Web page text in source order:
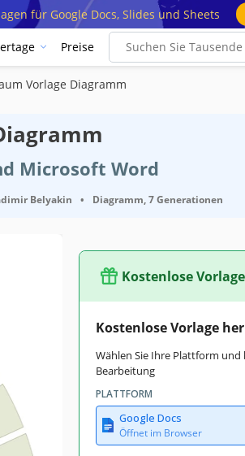
für Google Docs, Slides und Sheets
Preise
Vorlage Diagramm
Microsoft Word
Belyakin • Diagramm, 7 Generationen
Word
4, 2026
2 Nutzer
Monat
Kostenlose Vorlage
Kostenlose Vorlage
Wählen Sie Ihre Plattform
Bearbeitung
PLATTFORM
Google Docs
Öffnet im Browser